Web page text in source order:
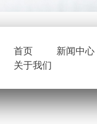
首页 新闻中心
关于我们